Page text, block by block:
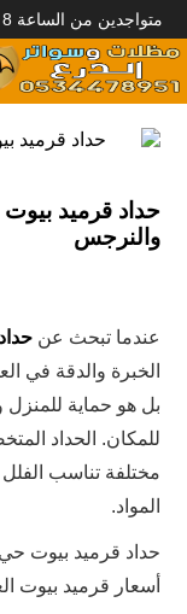
متواجدين من الساعة 8 ص إلى 9 م
حداد قرميد
والنرجس
عندما تبحث عن
الخبرة والدقة في
بل هو حماية
للمكان. الحداد
مختلفة تناسب الفلل
المواد.
حداد قرميد بيوت حي
أسعار قرميد بيوت